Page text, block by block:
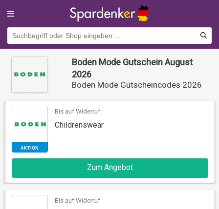
Boden Mode Gutschein August
2026
Boden Mode Gutscheincodes 2026
Bis auf Widerruf
Childrenswear
Zum Angebot
Bis auf Widerruf